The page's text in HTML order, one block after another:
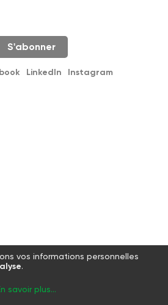
S'abonner
LinkedIn
Instagram
vos informations personnelles
.
savoir plus...